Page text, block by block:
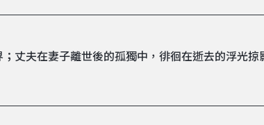
丈夫在妻子離世後的孤獨中，徘徊在逝去的浮光掠